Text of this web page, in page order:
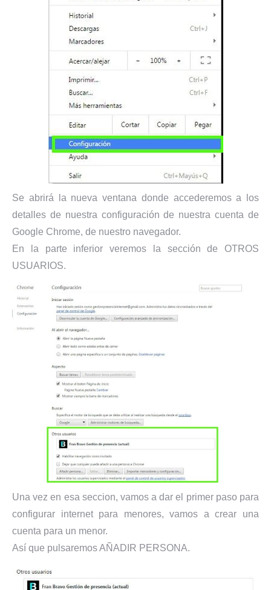
Se abrirá la nueva ventana donde accederemos a los
detalles de nuestra configuración de nuestra cuenta de
Google Chrome, de nuestro navegador.
En la parte inferior veremos la sección de OTROS
USUARIOS.
Una vez en esa seccion, vamos a dar el primer paso para
configurar internet para menores, vamos a crear una
cuenta para un menor.
Así que pulsaremos AÑADIR PERSONA.